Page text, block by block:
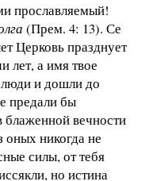
прославляемый!
(Прем. 4: 13). Се
Церковь празднует
лет, а имя твое
люди и дошли до
предали бы
вечности
оных никогда не
силы, от тебя
но истина